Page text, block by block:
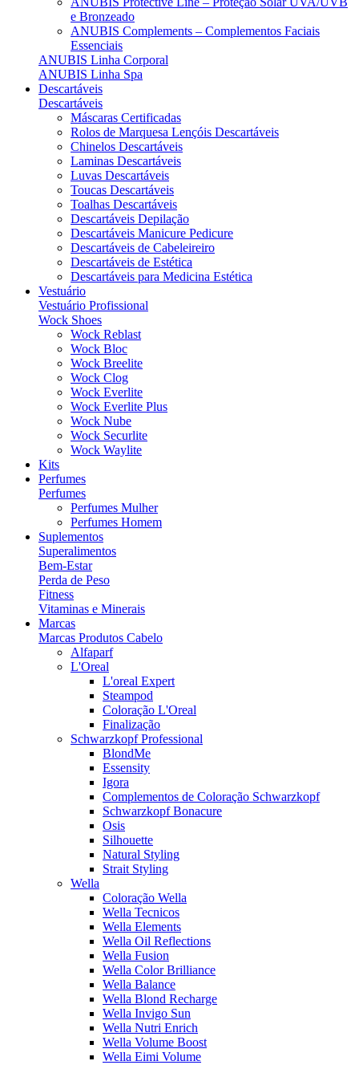
e Bronzeado
ANUBIS Complements – Complementos Faciais
Essenciais
ANUBIS Linha Corporal
ANUBIS Linha Spa
Descartáveis
Descartáveis
Máscaras Certificadas
Rolos de Marquesa Lençóis Descartáveis
Chinelos Descartáveis
Laminas Descartáveis
Luvas Descartáveis
Toucas Descartáveis
Toalhas Descartáveis
Descartáveis Depilação
Descartáveis Manicure Pedicure
Descartáveis de Cabeleireiro
Descartáveis de Estética
Descartáveis para Medicina Estética
Vestuário
Vestuário Profissional
Wock Shoes
Wock Reblast
Wock Bloc
Wock Breelite
Wock Clog
Wock Everlite
Wock Everlite Plus
Wock Nube
Wock Securlite
Wock Waylite
Kits
Perfumes
Perfumes
Perfumes Mulher
Perfumes Homem
Suplementos
Superalimentos
Bem-Estar
Perda de Peso
Fitness
Vitaminas e Minerais
Marcas
Marcas Produtos Cabelo
Alfaparf
L'Oreal
L'oreal Expert
Steampod
Coloração L'Oreal
Finalização
Schwarzkopf Professional
BlondMe
Essensity
Igora
Complementos de Coloração Schwarzkopf
Schwarzkopf Bonacure
Osis
Silhouette
Natural Styling
Strait Styling
Wella
Coloração Wella
Wella Tecnicos
Wella Elements
Wella Oil Reflections
Wella Fusion
Wella Color Brilliance
Wella Balance
Wella Blond Recharge
Wella Invigo Sun
Wella Nutri Enrich
Wella Volume Boost
Wella Eimi Volume